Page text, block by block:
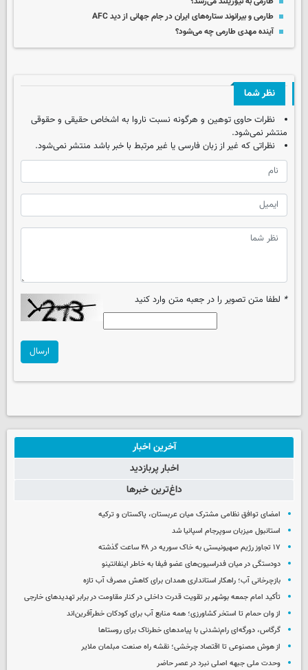
طارمی و بیرانوند ستاره‌های ایران در جام جهانی از دید AFC
آینده مهدی طارمی چه می‌شود؟
نظر شما
نظرات حاوی توهین و هرگونه نسبت ناروا به اشخاص حقیقی و حقوقی
منتشر نمی‌شود.
نظراتی که غیر از زبان فارسی یا غیر مرتبط با خبر باشد منتشر نمی‌شود.
* لطفا متن تصویر را در جعبه متن وارد کنید
ارسال
آخرین اخبار
اخبار پربازدید
داغ‌ترین خبرها
امضای توافق نظامی مشترک میان عربستان، پاکستان و ترکیه
استانبول میزبان سوپرجام اسپانیا شد
۱۷ تجاوز رژیم صهیونیستی به خاک سوریه در ۴۸ ساعت گذشته
دودستگی در میان فدراسیون‌های عضو فیفا به خاطر اینفانتینو
بازچرخانی آب؛ راهکار استانداری همدان برای کاهش مصرف آب تازه
تأکید امام جمعه بوشهر بر تقویت قدرت داخلی در کنار مقاومت در برابر تهدیدهای خارجی
از وان حمام تا استخر کشاورزی؛ همه منابع آب برای کودکان خطرآفرین‌اند
گرگاس، دورگه‌ای رام‌نشدنی با پیامدهای خطرناک برای روستاها
از هوش مصنوعی تا اقتصاد چرخشی؛ نقشه راه صنعت مبلمان ملایر
وحدت ملی جبهه اصلی نبرد در عصر حاضر